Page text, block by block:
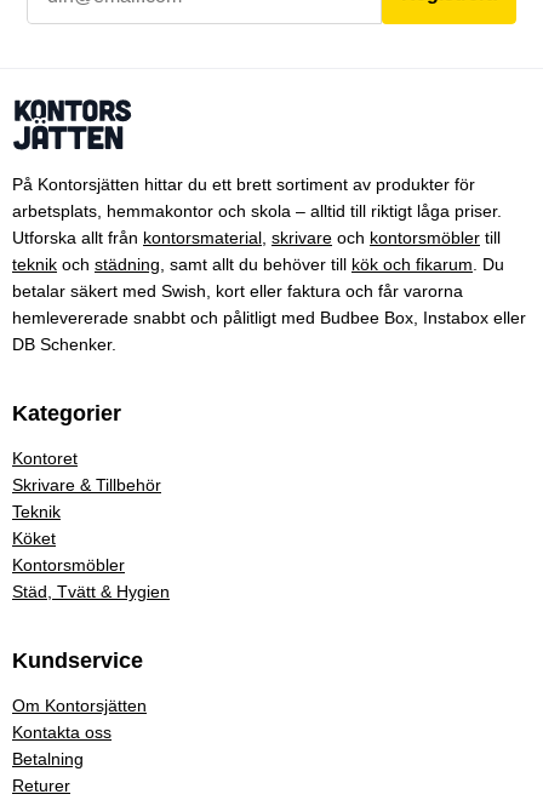
På Kontorsjätten hittar du ett brett sortiment av produkter för
arbetsplats, hemmakontor och skola – alltid till riktigt låga priser.
Utforska allt från kontorsmaterial skrivare och kontorsmöbler till
teknik och städning , samt allt du behöver till kök och fikarum . Du
betalar säkert med Swish, kort eller faktura och får varorna
hemlevererade snabbt och pålitligt med Budbee Box, Instabox eller
DB Schenker.
Kategorier
Kontoret
Skrivare & Tillbehör
Teknik
Köket
Kontorsmöbler
Städ, Tvätt & Hygien
Kundservice
Om Kontorsjätten
Kontakta oss
Betalning
Returer